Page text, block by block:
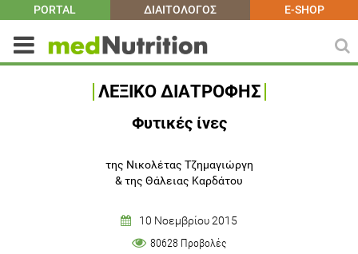
PORTAL ΔΙΑΙΤΟΛΟΓΟΣ E-SHOP
ΛΕΞΙΚΟ ΔΙΑΤΡΟΦΗΣ
Φυτικές ίνες
της Νικολέτας Τζημαγιώργη
& της Θάλειας Καρδάτου
10 Νοεμβρίου 2015
80628 Προβολές